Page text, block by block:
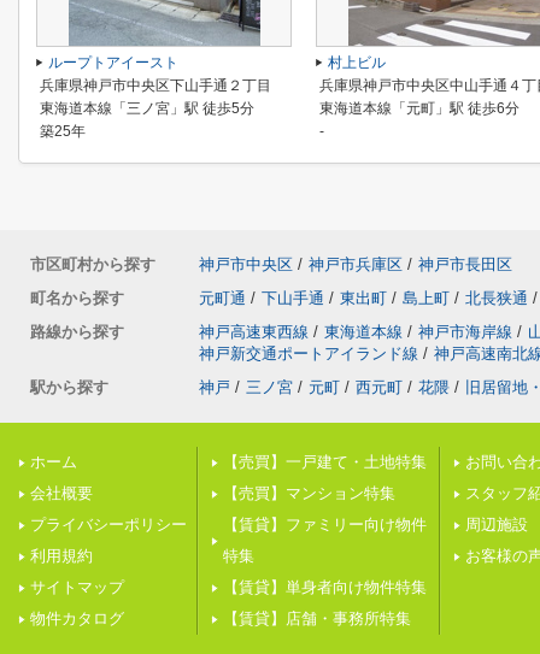
ループトアイースト
兵庫県神戸市中央区下山手通２丁目
東海道本線「三ノ宮」駅 徒歩5分
築25年
村上ビル
兵庫県神戸市中央区中山手通４丁
東海道本線「元町」駅 徒歩6分
-
市区町村から探す 神戸市中央区 / 神戸市兵庫区 / 神戸市長田区
町名から探す
元町通 / 下山手通 / 東出町 / 島上町 / 北長狭通 /
路線から探す
神戸高速東西線 / 東海道本線 / 神戸市海岸線 /
神戸新交通ポートアイランド線 / 神戸高速南北
駅から探す
神戸 / 三ノ宮 / 元町 / 西元町 / 花隈 / 旧居留地
ホーム
会社概要
プライバシーポリシー
利用規約
サイトマップ
物件カタログ
【売買】一戸建て・土地特集
【売買】マンション特集
【賃貸】ファミリー向け物件
特集
【賃貸】単身者向け物件特集
【賃貸】店舗・事務所特集
お問い合
スタッフ
周辺施設
お客様の